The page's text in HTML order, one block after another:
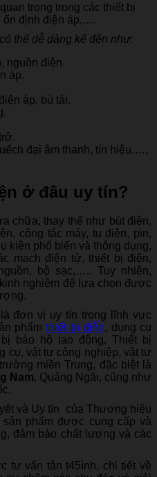
trọng trong các thiết bị
ổn định điện áp,….
thể dễ dàng kể đến như:
nguồn điện.
áp.
áp, bù tải.
đại âm thanh, tín hiệu,….
ở đâu uy tín?
chữa, thay thế như bút điện,
công tắc máy, tụ điện, pin,
kiện phổ biến và thông dụng,
mạch điện tử, thiết bị điện,
bộ sạc,….. Tuy nhiên,
nghiệm để lựa chọn được
đơn vị uy tín trong lĩnh vực
phẩmthiết bị điện, dụng cụ
bảo hộ lao động, Thiết bị
cụ, vật tư công nghiệp, vật tư
miền Trung, đặc biệt là
Nam, Quảng Ngãi, cũng như
và Uy tín của Thương hiệu
sản phẩm được cung cấp và
đảm bảo chất lượng và các
tư vấn tận t45ình, chi tiết về